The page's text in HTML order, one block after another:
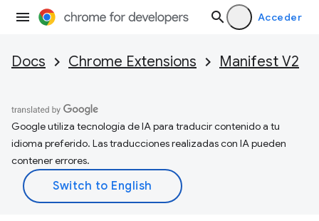
Acceder
Docs Chrome Extensions Manifest V2
Google utiliza tecnología de IA para traducir contenido a tu
idioma preferido. Las traducciones realizadas con IA pueden
contener errores.